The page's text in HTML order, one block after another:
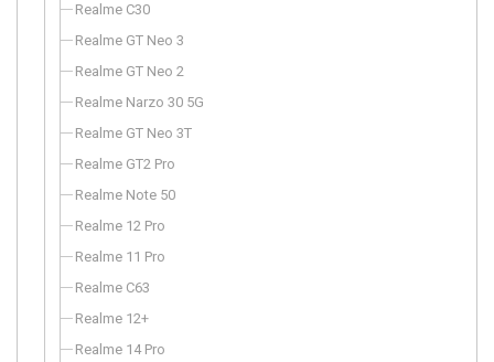
Realme C30
Realme GT Neo 3
Realme GT Neo 2
Realme Narzo 30 5G
Realme GT Neo 3T
Realme GT2 Pro
Realme Note 50
Realme 12 Pro
Realme 11 Pro
Realme C63
Realme 12+
Realme 14 Pro